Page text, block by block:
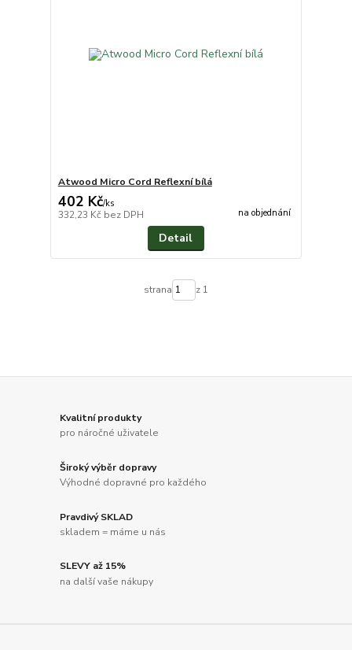
Atwood Micro Cord Reflexní bílá
402 Kč/ks
332,23 Kč bez DPH na objednání
Detail
strana z 1
Kvalitní produkty
pro náročné uživatele
Široký výběr dopravy
Výhodné dopravné pro každého
Pravdivý SKLAD
skladem = máme u nás
SLEVY až 15%
na další vaše nákupy